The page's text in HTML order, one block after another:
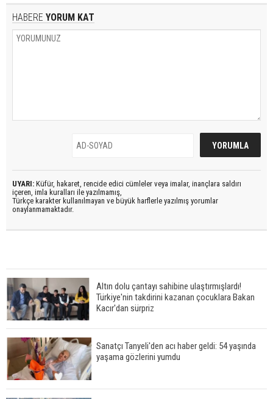
HABERE YORUM KAT
UYARI: Küfür, hakaret, rencide edici cümleler veya imalar, inançlara saldırı
içeren, imla kuralları ile yazılmamış,
Türkçe karakter kullanılmayan ve büyük harflerle yazılmış yorumlar
onaylanmamaktadır.
Altın dolu çantayı sahibine ulaştırmışlardı!
Türkiye'nin takdirini kazanan çocuklara Bakan
Kacır'dan sürpriz
Sanatçı Tanyeli'den acı haber geldi: 54 yaşında
yaşama gözlerini yumdu